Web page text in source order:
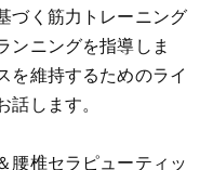
づく筋力トレーニング
ンニングを指導しま
を維持するためのライ
します。
腰椎セラピューティッ